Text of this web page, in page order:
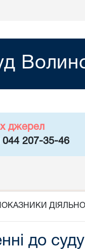
джерел
044 207-35-46
до суду